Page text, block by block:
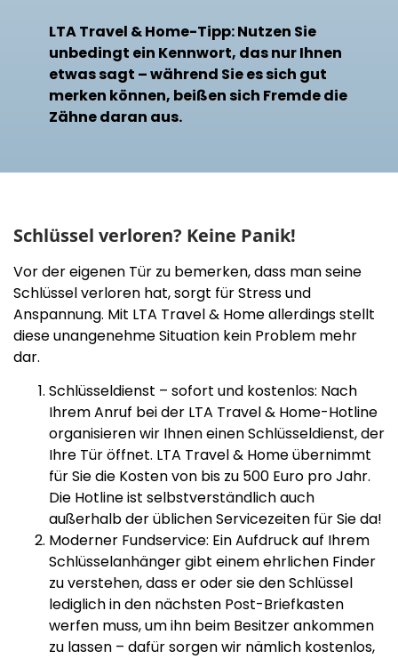
LTA Travel & Home-Tipp: Nutzen Sie
unbedingt ein Kennwort, das nur Ihnen
etwas sagt – während Sie es sich gut
merken können, beißen sich Fremde die
Zähne daran aus.
Schlüssel verloren? Keine Panik!
Vor der eigenen Tür zu bemerken, dass man seine
Schlüssel verloren hat, sorgt für Stress und
Anspannung. Mit LTA Travel & Home allerdings stellt
diese unangenehme Situation kein Problem mehr
dar.
Schlüsseldienst – sofort und kostenlos: Nach
Ihrem Anruf bei der LTA Travel & Home-Hotline
organisieren wir Ihnen einen Schlüsseldienst, der
Ihre Tür öffnet. LTA Travel & Home übernimmt
für Sie die Kosten von bis zu 500 Euro pro Jahr.
Die Hotline ist selbstverständlich auch
außerhalb der üblichen Servicezeiten für Sie da!
Moderner Fundservice: Ein Aufdruck auf Ihrem
Schlüsselanhänger gibt einem ehrlichen Finder
zu verstehen, dass er oder sie den Schlüssel
lediglich in den nächsten Post-Briefkasten
werfen muss, um ihn beim Besitzer ankommen
zu lassen – dafür sorgen wir nämlich kostenlos,